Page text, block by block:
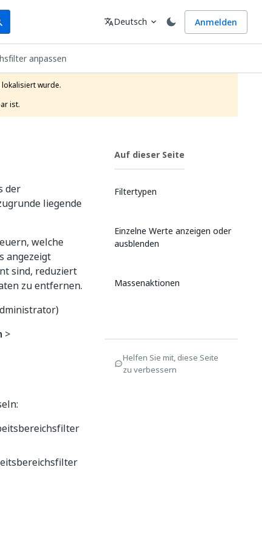
Sprache
translateDeutsch expand_more Anmelden
anpassen
wurde.
ist.
der
liegende
welche
angezeigt
sind, reduziert
zu entfernen.
>
Auf dieser Seite
Filtertypen
Einzelne Werte anzeigen oder
ausblenden
Massenaktionen
Helfen Sie mit, diese Seite
zu verbessern